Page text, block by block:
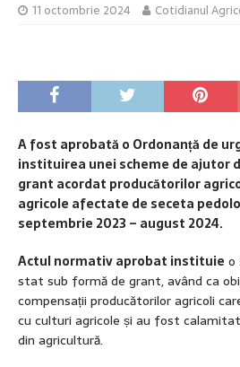
11 octombrie 2024 Cotidianul
A fost aprobată o Ordonanță de
instituirea unei scheme de ajutor
grant acordat producătorilor
agricole afectate de seceta
septembrie 2023 – august 2024.
Actul normativ aprobat instituie o
stat sub formă de grant, având ca
compensații producătorilor agricoli
cu culturi agricole și au fost
din agricultură.